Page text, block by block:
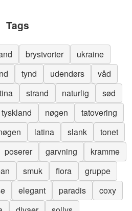
Tags
brystvorter
ukraine
tynd udendørs
våd
strand naturlig
sød
tyskland nøgen
tatovering
latina slank
tonet
poserer garvning
kramme
smuk flora
gruppe
elegant paradis
coxy